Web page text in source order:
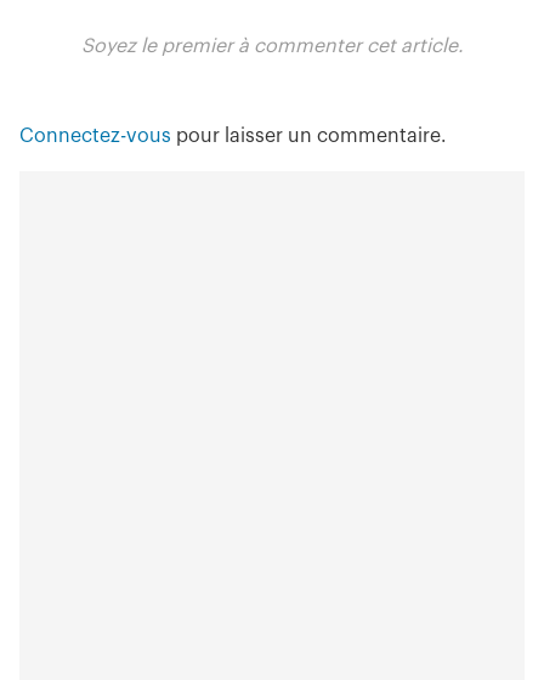
Soyez le premier à commenter cet article.
Connectez-vous pour laisser un commentaire.